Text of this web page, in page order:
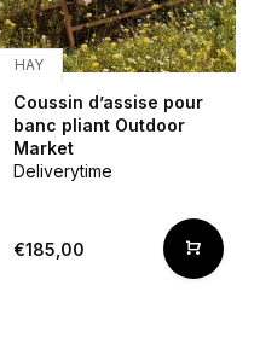
HAY
Coussin d’assise pour
banc pliant Outdoor
Market
Deliverytime
€185,00